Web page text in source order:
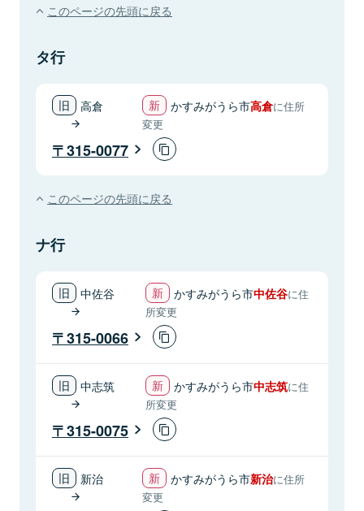
このページの先頭に戻る
タ行
高倉 かすみがうら市高倉に住所
変更
315-0077
このページの先頭に戻る
ナ行
中佐谷 かすみがうら市中佐谷に住
所変更
315-0066
中志筑 かすみがうら市中志筑に住
所変更
315-0075
新治 かすみがうら市新治に住所
変更